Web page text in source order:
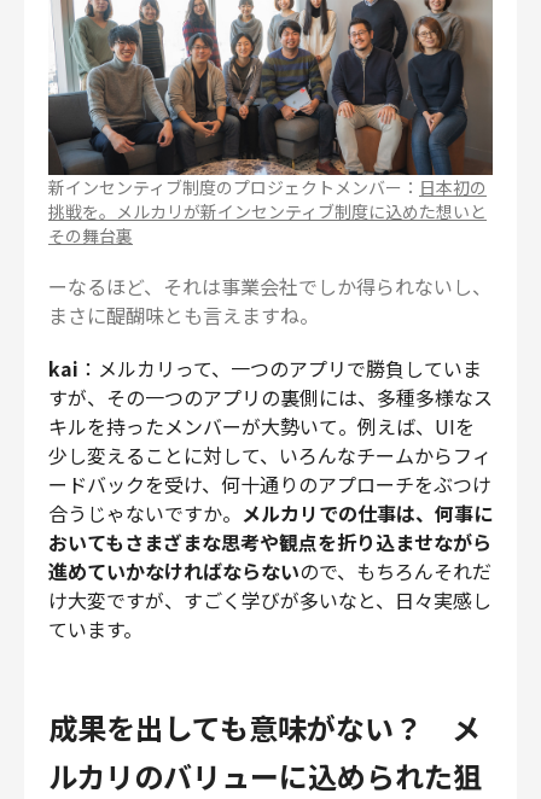
新インセンティブ制度のプロジェクトメンバー： 日本初の
挑戦を。メルカリが新インセンティブ制度に込めた想いと
その舞台裏
ーなるほど、それは事業会社でしか得られないし、
まさに醍醐味とも言えますね。
kai ：メルカリって、一つのアプリで勝負していま
すが、その一つのアプリの裏側には、多種多様なス
キルを持ったメンバーが大勢いて。例えば、UIを
少し変えることに対して、いろんなチームからフィ
ードバックを受け、何十通りのアプローチをぶつけ
合うじゃないですか。 メルカリでの仕事は、何事に
おいてもさまざまな思考や観点を折り込ませながら
進めていかなければならないので、もちろんそれだ
け大変ですが、すごく学びが多いなと、日々実感し
ています。
成果を出しても意味がない？ メ
ルカリのバリューに込められた狙